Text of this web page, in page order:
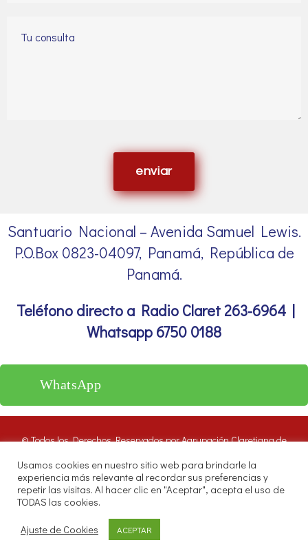
enviar
Santuario Nacional – Avenida Samuel Lewis.
P.O.Box 0823-04097, Panamá, República de
Panamá.
Teléfono directo a Radio Claret 263-6964 |
Whatsapp 6750 0188
WhatsApp
© Todos los Derechos Reservados por Agrupación Claretiana de
hacer uso de estos archivos citando las fuentes de RADIO CLARET
DIGITAL.
Misioneros Claretianos - Santuario Nacional - Avenida Samuel Lewis.
P.O.Box 0823-04097, Panamá, República de Panamá.
Teléfono directo a Radio Claret 263-6964 | Whatsapp 6750 0188
Email: radioclaret@radioclaret.net
Usamos cookies en nuestro sitio web para brindarle la
experiencia más relevante al recordar sus preferencias y
repetir las visitas. Al hacer clic en "Aceptar", acepta el uso de
TODAS las cookies.
Ajuste de Cookies ACEPTAR